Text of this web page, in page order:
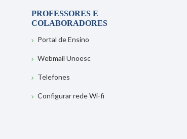
PROFESSORES E
COLABORADORES
Portal de Ensino
Webmail Unoesc
Telefones
Configurar rede Wi-fi